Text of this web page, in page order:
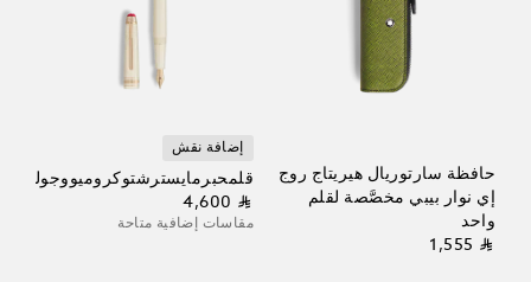
حافظة سارتوريال هيريتاج روج
إي نوار بيبي مخصَّصة لقلم
واحد
⃁ 1,555
إضافة نقش
قلمحبرمايسترشتوكروميووجولييت
⃁ 4,600
مقاسات إضافية متاحة